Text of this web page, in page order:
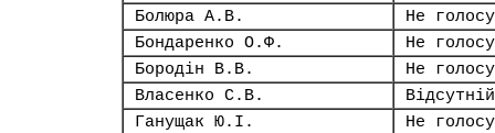
Болюра А.В.
Не
Бондаренко О.Ф.
Не
Бородін В.В.
Не
Власенко С.В.
Відсутній
Ганущак Ю.І.
Не